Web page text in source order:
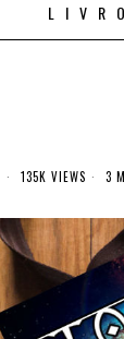
135K VIEWS 3